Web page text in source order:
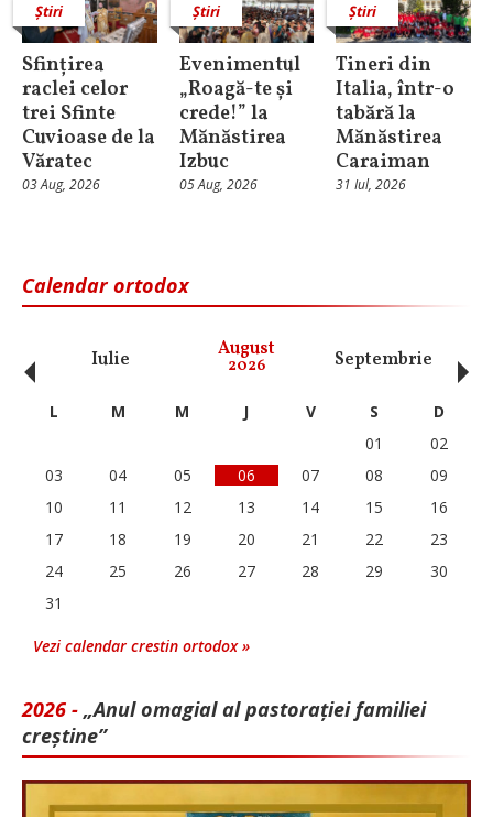
Știri
Sfințirea
raclei celor
trei Sfinte
Cuvioase de la
Văratec
03 Aug, 2026
Știri
Evenimentul
„Roagă-te și
crede!” la
Mănăstirea
Izbuc
05 Aug, 2026
Știri
Tineri din
Italia, într-o
tabără la
Mănăstirea
Caraiman
31 Iul, 2026
Calendar ortodox
Iulie August
2026 Septembrie
‹ L M M J V S
D
01
02
03
04 05 06 07 08
09
10
11 12 13 14 15
16
17
18 19 20 21 22
23
24
25 26 27 28 29
30
31
Vezi calendar crestin ortodox »
2026 - „Anul omagial al pastorației familiei
creștine”